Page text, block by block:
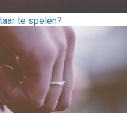
te spelen?